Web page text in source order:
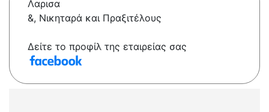
Λαρισα
&, Νικηταρά και Πραξιτέλους
Δείτε το προφίλ της εταιρείας σας